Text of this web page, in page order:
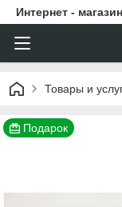
Интернет -
Товары и
Подарок